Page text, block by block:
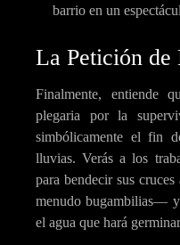
barrio en un
La Petición de
Finalmente, entiende
plegaria por la
simbólicamente el fin
lluvias. Verás a los
para bendecir sus
menudo bugambilias—
el agua que hará